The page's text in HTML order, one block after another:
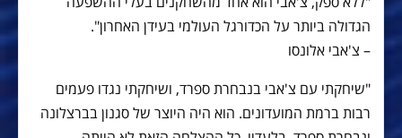
הגדולה ביותר על הכדורגל העולמי בעידן האחרון".
– צ'אבי אלונסו
"שיחקתי עם צ'אבי בנבחרת ספרד, ושיחקתי נגדו פעמים
רבות ברמת המועדונים. הוא היה היוצר של סגנון בברצלונה